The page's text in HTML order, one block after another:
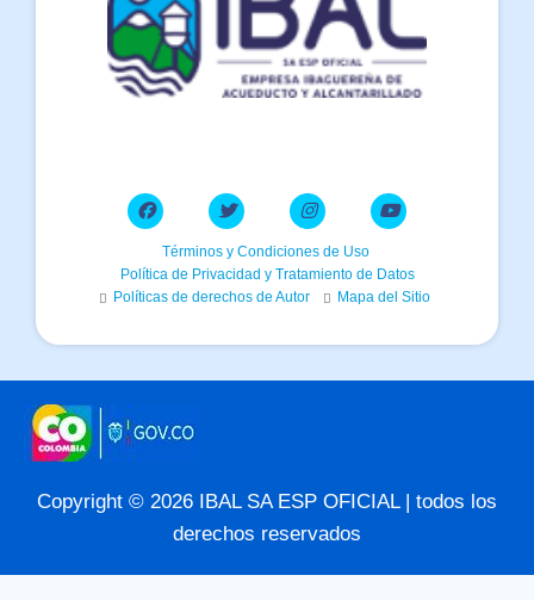
Términos y Condiciones de Uso
Política de Privacidad y Tratamiento de Datos
Políticas de derechos de Autor
Mapa del Sitio
Copyright © 2026 IBAL SA ESP OFICIAL | todos los
derechos reservados